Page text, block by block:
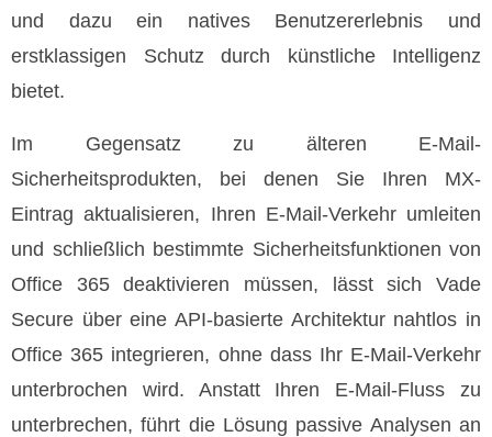
und dazu ein natives Benutzererlebnis und
erstklassigen Schutz durch künstliche Intelligenz
bietet.
Im Gegensatz zu älteren E-Mail-
Sicherheitsprodukten, bei denen Sie Ihren MX-
Eintrag aktualisieren, Ihren E-Mail-Verkehr umleiten
und schließlich bestimmte Sicherheitsfunktionen von
Office 365 deaktivieren müssen, lässt sich Vade
Secure über eine API-basierte Architektur nahtlos in
Office 365 integrieren, ohne dass Ihr E-Mail-Verkehr
unterbrochen wird. Anstatt Ihren E-Mail-Fluss zu
unterbrechen, führt die Lösung passive Analysen an